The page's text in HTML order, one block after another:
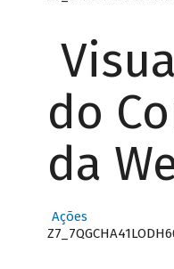
do
da
Ações